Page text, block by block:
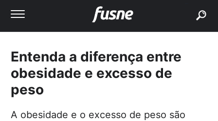
Entenda a diferença entre
obesidade e excesso de
peso
A obesidade e o excesso de peso são